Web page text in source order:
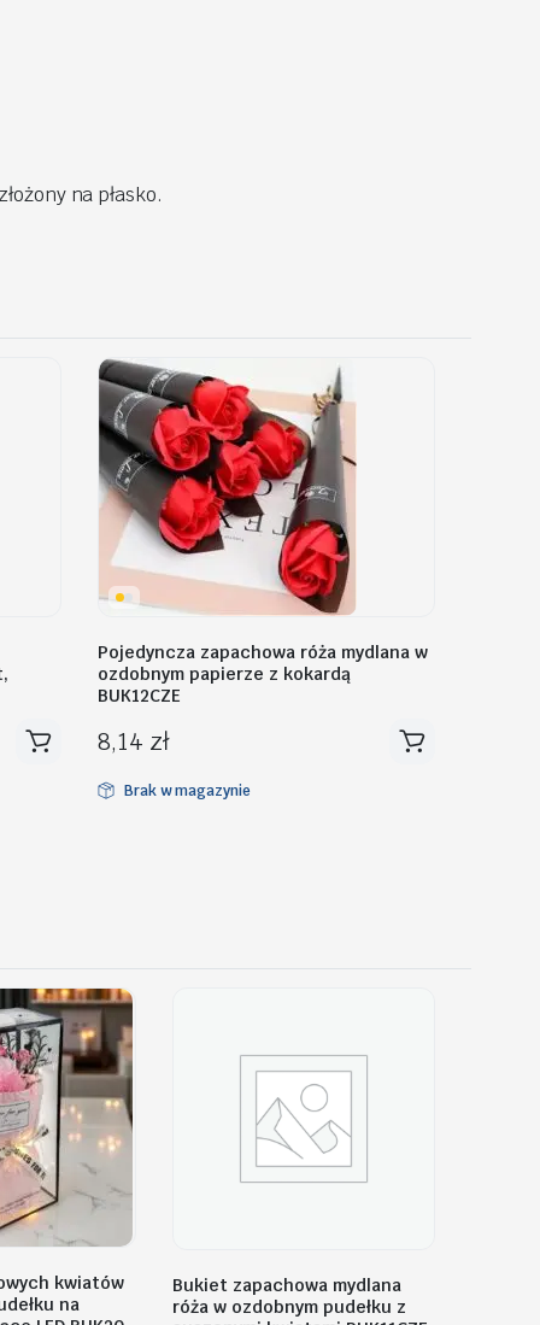
na płasko.
Pojedyncza zapachowa róża mydlana w
ozdobnym papierze z kokardą
BUK12CZE
8,14 zł
Brak w magazynie
kwiatów
na
Bukiet zapachowa mydlana
róża w ozdobnym pudełku z